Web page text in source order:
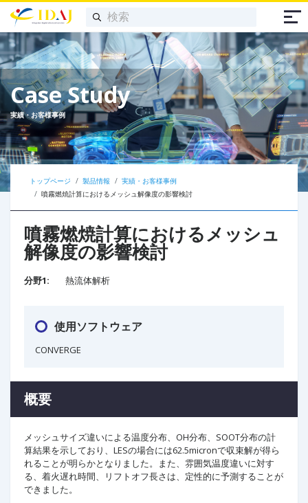
Case Study
実績・お客様事例
トップページ 製品情報
実績・お客様事例
噴霧燃焼計算におけるメッシュ解像度の影響検討
噴霧燃焼計算におけるメッシュ
解像度の影響検討
分野1: 熱流体解析
使用ソフトウェア
CONVERGE
概要
メッシュサイズ違いによる温度分布、OH分布、SOOT分布の計
算結果を示しており、LESの場合には62.5micronで収束解が得ら
れることが明らかとなりました。また、雰囲気温度違いに対す
る、着火遅れ時間、リフトオフ長さは、定性的に予測することが
できました。